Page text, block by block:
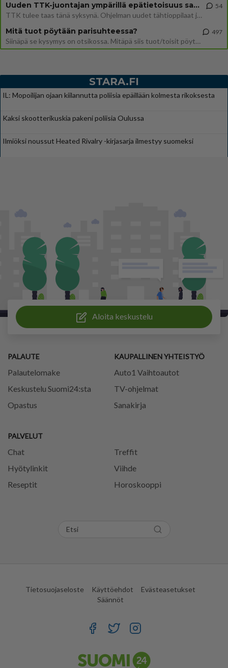
Uuden TTK-juontajan ympärillä epätietoisuus sakenee - Nyt MTV hämmentää soppaa
TTK tulee taas tänä syksynä. Ohjelman uudet tähtioppilaat julkistetaan torstaina 6. elokuuta klo 14 alkavassa lehdistö
54
Mitä tuot pöytään parisuhteessa?
Siinäpä se kysymys on otsikossa. Mitäpä siis tuot/toisit pöytään parisuhteessa? Oletko mies vai nainen? Koetko sen mitä
497
STARA.FI
IL: Mopoilijan ojaan kiilannutta poliisia epäillään kolmesta rikoksesta
Kaksi skootterikuskia pakeni poliisia Oulussa
Ilmiöksi noussut Heated Rivalry -kirjasarja ilmestyy suomeksi
Aloita keskustelu
PALAUTE
Palautelomake
Keskustelu Suomi24:sta
Opastus
PALVELUT
Chat
Treffit
Hyötylinkit
Viihde
Reseptit
Horoskooppi
KAUPALLINEN YHTEISTYÖ
Auto1 Vaihtoautot
TV-ohjelmat
Sanakirja
Tietosuojaseloste Käyttöehdot
Evästeasetukset
Säännöt